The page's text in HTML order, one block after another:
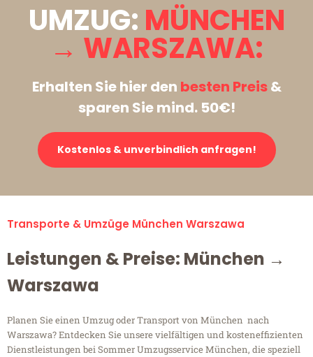
UMZUG: MÜNCHEN
→ WARSZAWA:
Erhalten Sie hier den besten Preis&
sparen Sie mind. 50€!
Kostenlos & unverbindlich anfragen!
Transporte & Umzüge München Warszawa
Leistungen & Preise: München →
Warszawa
Planen Sie einen Umzug oder Transport von München nach
Warszawa? Entdecken Sie unsere vielfältigen und kosteneffizienten
Dienstleistungen bei Sommer Umzugsservice München, die speziell